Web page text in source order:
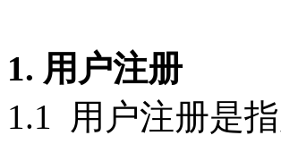
1. 用户注册
1.1 用户注册是